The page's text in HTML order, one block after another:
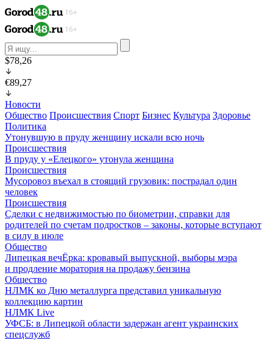
$78,26
€89,27
Новости
Общество Происшествия Спорт Бизнес Культура Здоровье
Политика
Утонувшую в пруду женщину искали всю ночь
Происшествия
В пруду у «Елецкого» утонула женщина
Происшествия
Мусоровоз въехал в стоящий грузовик: пострадал один
человек
Происшествия
Сделки с недвижимостью по биометрии, справки для
родителей по счетам подростков – законы, которые вступают
в силу в июле
Общество
Липецкая вечЁрка: кровавый выпускной, выборы мэра
и продление моратория на продажу бензина
Общество
НЛМК ко Дню металлурга представил уникальную
коллекцию картин
НЛМК Live
УФСБ: в Липецкой области задержан агент украинских
спецслужб